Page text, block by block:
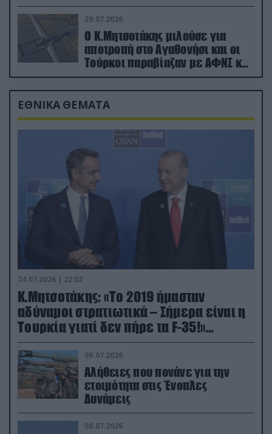
29.07.2026
Ο Κ.Μητσοτάκης μιλούσε για
αποτροπή στο Αγαθονήσι και οι
Τούρκοι παραβίαζαν με ΑΦΝΣ και
drone
ΕΘΝΙΚΑ ΘΕΜΑΤΑ
24.07.2026 | 22:02
Κ.Μητσοτάκης: «Το 2019 ήμασταν
αδύναμοι στρατιωτικά – Σήμερα είναι η
Τουρκία γιατί δεν πήρε τα F-35!»
(βίντεο)
09.07.2026
Αλήθειες που πονάνε για την
ετοιμότητα στις Ένοπλες
Δυνάμεις
08.07.2026